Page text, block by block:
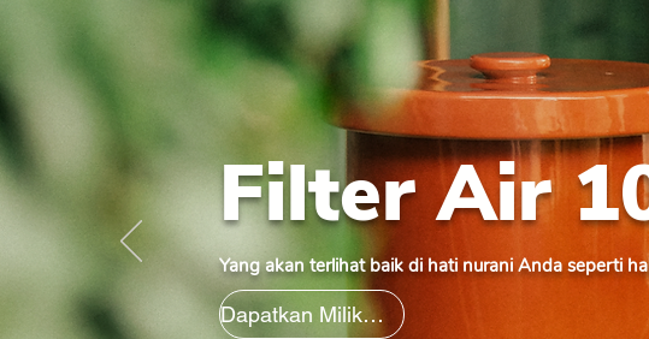
Filter Air
Yang akan terlihat baik di hati nurani Anda seperti
Dapatkan Milikmu Hari Ini